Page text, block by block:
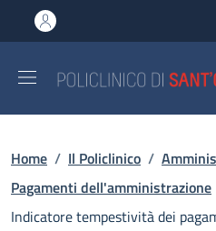
al contenuto principale
to footer content
Briciole di pane
Home / Il Policlinico /
Pagamenti dell'amministrazione
Indicatore tempestività dei